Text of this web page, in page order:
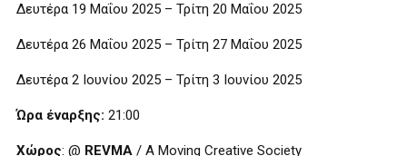
Δευτέρα 19 Μαΐου 2025 – Τρίτη 20 Μαΐου 2025
Δευτέρα 26 Μαΐου 2025 – Τρίτη 27 Μαΐου 2025
Δευτέρα 2 Ιουνίου 2025 – Τρίτη 3 Ιουνίου 2025
Ώρα έναρξης: 21:00
Χώρος: @ REVMA / A Moving Creative Society